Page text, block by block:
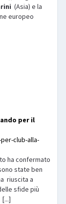
(Asia) e la
europeo
per il
club-alla-
ha confermato
state ben
riuscita a
sfide più